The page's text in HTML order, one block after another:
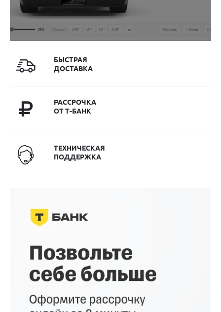
БЫСТРАЯ
ДОСТАВКА
РАССРОЧКА
ОТ Т-БАНК
ТЕХНИЧЕСКАЯ
ПОДДЕРЖКА